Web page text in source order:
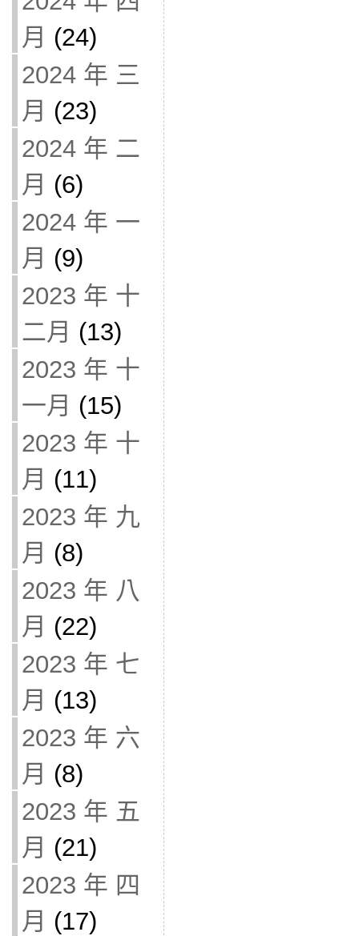
月 (24)
2024 年 三
月 (23)
2024 年 二
月 (6)
2024 年 一
月 (9)
2023 年 十
二月 (13)
2023 年 十
一月 (15)
2023 年 十
月 (11)
2023 年 九
月 (8)
2023 年 八
月 (22)
2023 年 七
月 (13)
2023 年 六
月 (8)
2023 年 五
月 (21)
2023 年 四
月 (17)